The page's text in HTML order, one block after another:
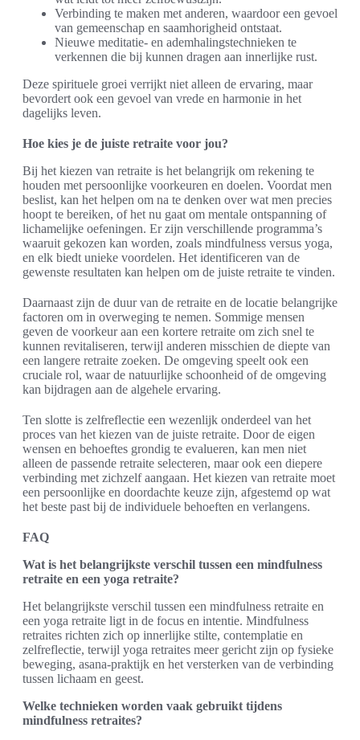
Verbinding te maken met anderen, waardoor een gevoel
van gemeenschap en saamhorigheid ontstaat.
Nieuwe meditatie- en ademhalingstechnieken te
verkennen die bij kunnen dragen aan innerlijke rust.
Deze spirituele groei verrijkt niet alleen de ervaring, maar
bevordert ook een gevoel van vrede en harmonie in het
dagelijks leven.
Hoe kies je de juiste retraite voor jou?
Bij het kiezen van retraite is het belangrijk om rekening te
houden met persoonlijke voorkeuren en doelen. Voordat men
beslist, kan het helpen om na te denken over wat men precies
hoopt te bereiken, of het nu gaat om mentale ontspanning of
lichamelijke oefeningen. Er zijn verschillende programma’s
waaruit gekozen kan worden, zoals mindfulness versus yoga,
en elk biedt unieke voordelen. Het identificeren van de
gewenste resultaten kan helpen om de juiste retraite te vinden.
Daarnaast zijn de duur van de retraite en de locatie belangrijke
factoren om in overweging te nemen. Sommige mensen
geven de voorkeur aan een kortere retraite om zich snel te
kunnen revitaliseren, terwijl anderen misschien de diepte van
een langere retraite zoeken. De omgeving speelt ook een
cruciale rol, waar de natuurlijke schoonheid of de omgeving
kan bijdragen aan de algehele ervaring.
Ten slotte is zelfreflectie een wezenlijk onderdeel van het
proces van het kiezen van de juiste retraite. Door de eigen
wensen en behoeftes grondig te evalueren, kan men niet
alleen de passende retraite selecteren, maar ook een diepere
verbinding met zichzelf aangaan. Het kiezen van retraite moet
een persoonlijke en doordachte keuze zijn, afgestemd op wat
het beste past bij de individuele behoeften en verlangens.
FAQ
Wat is het belangrijkste verschil tussen een mindfulness
retraite en een yoga retraite?
Het belangrijkste verschil tussen een mindfulness retraite en
een yoga retraite ligt in de focus en intentie. Mindfulness
retraites richten zich op innerlijke stilte, contemplatie en
zelfreflectie, terwijl yoga retraites meer gericht zijn op fysieke
beweging, asana-praktijk en het versterken van de verbinding
tussen lichaam en geest.
Welke technieken worden vaak gebruikt tijdens
mindfulness retraites?